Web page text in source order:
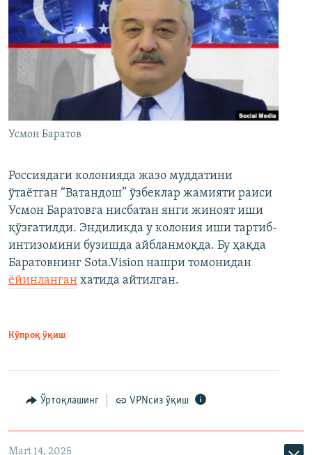
Усмон Баратов
Россиядаги колонияда жазо муддатини
ўтаётган “Ватандош” ўзбеклар жамияти раиси
Усмон Баратовга нисбатан янги жиноят иши
қўзғатилди. Эндиликда у колония иши тартиб-
интизомини бузишда айбланмоқда. Бу ҳақда
Баратовнинг Sota.Vision нашри томонидан
ёйинланган хатида айтилган.
Кўпроқ ўқиш
Ўртоқлашинг VPNсиз ўқиш
Mart 14, 2025